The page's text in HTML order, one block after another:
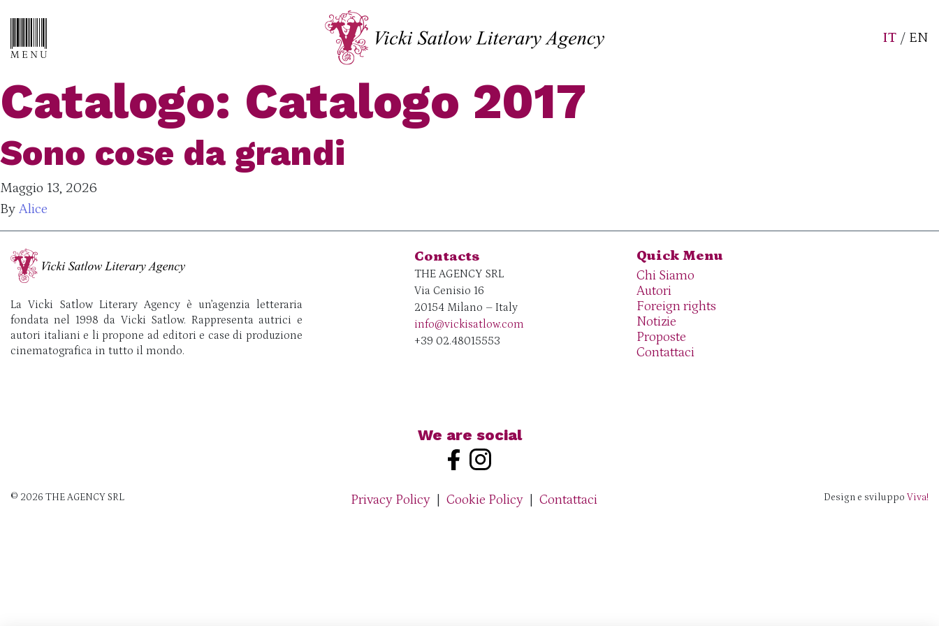
IT / EN
Catalogo: Catalogo 2017
Sono cose da grandi
Maggio 13, 2026
By Alice
La Vicki Satlow Literary Agency è un’agenzia letteraria
fondata nel 1998 da Vicki Satlow. Rappresenta autrici e
autori italiani e li propone ad editori e case di produzione
cinematografica in tutto il mondo.
Contacts
THE AGENCY SRL
Via Cenisio 16
20154 Milano – Italy
info@vickisatlow.com
+39 02.48015553
Quick Menu
Chi Siamo
Autori
Foreign rights
Notizie
Proposte
Contattaci
We are social
© 2026 THE AGENCY SRL Privacy Policy Cookie Policy Contattaci Design e sviluppo Viva!